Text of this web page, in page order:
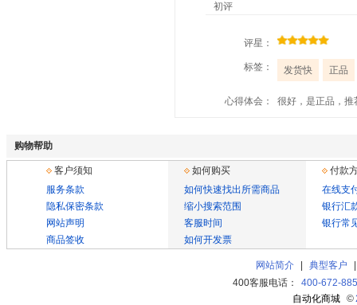
初评
评星：
标签： 发货快 正品
心得体会： 很好，是正品，推
购物帮助
客户须知 如何购买
付款
服务条款
隐私保密条款
网站声明
商品签收
如何快速找出所需商品
缩小搜索范围
客服时间
如何开发票
在线支
银行汇
银行常
网站简介 典型客户
400客服电话：
400-672-
自动化商城
©